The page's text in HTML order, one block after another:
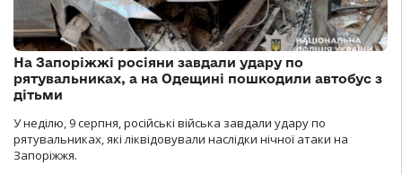
На Запоріжжі росіяни завдали удару по
рятувальниках, а на Одещині пошкодили автобус з
дітьми
У неділю, 9 серпня, російські війська завдали удару по
рятувальниках, які ліквідовували наслідки нічної атаки на
Запоріжжя.